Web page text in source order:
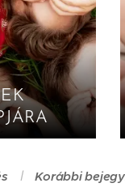
Korábbi